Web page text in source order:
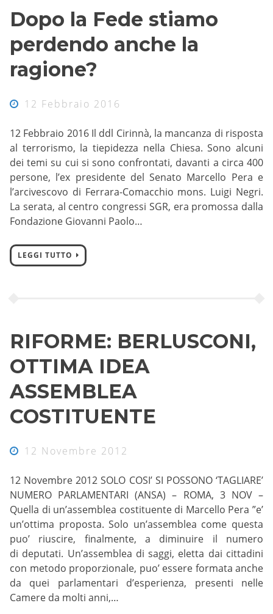
Dopo la Fede stiamo
perdendo anche la
ragione?
12 Febbraio 2016
12 Febbraio 2016 Il ddl Cirinnà, la mancanza di risposta
al terrorismo, la tiepidezza nella Chiesa. Sono alcuni
dei temi su cui si sono confrontati, davanti a circa 400
persone, l’ex presidente del Senato Marcello Pera e
l’arcivescovo di Ferrara-Comacchio mons. Luigi Negri.
La serata, al centro congressi SGR, era promossa dalla
Fondazione Giovanni Paolo…
LEGGI TUTTO
RIFORME: BERLUSCONI,
OTTIMA IDEA
ASSEMBLEA
COSTITUENTE
12 Novembre 2012
12 Novembre 2012 SOLO COSI’ SI POSSONO ‘TAGLIARE’
NUMERO PARLAMENTARI (ANSA) – ROMA, 3 NOV –
Quella di un’assemblea costituente di Marcello Pera ”e’
un’ottima proposta. Solo un’assemblea come questa
puo’ riuscire, finalmente, a diminuire il numero
di deputati. Un’assemblea di saggi, eletta dai cittadini
con metodo proporzionale, puo’ essere formata anche
da quei parlamentari d’esperienza, presenti nelle
Camere da molti anni,…